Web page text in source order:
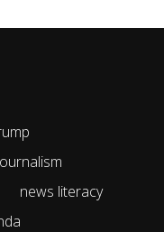
news literacy